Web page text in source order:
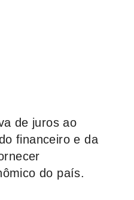
de juros ao
financeiro e da
do país.